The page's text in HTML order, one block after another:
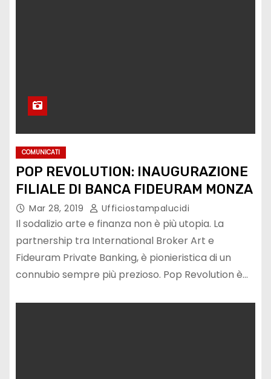
COMUNICATI
POP REVOLUTION: INAUGURAZIONE
FILIALE DI BANCA FIDEURAM MONZA
Mar 28, 2019 Ufficiostampalucidi
Il sodalizio arte e finanza non è più utopia. La
partnership tra International Broker Art e
Fideuram Private Banking, è pionieristica di un
connubio sempre più prezioso. Pop Revolution è…